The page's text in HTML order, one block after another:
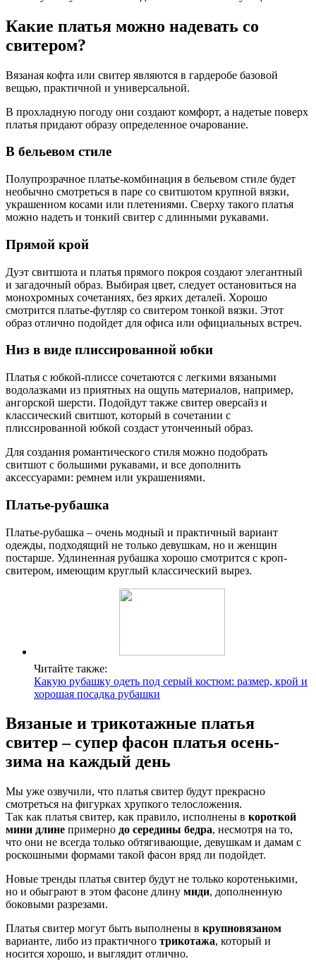
Какие платья можно надевать со
свитером?
Вязаная кофта или свитер являются в гардеробе базовой
вещью, практичной и универсальной.
В прохладную погоду они создают комфорт, а надетые поверх
платья придают образу определенное очарование.
В бельевом стиле
Полупрозрачное платье-комбинация в бельевом стиле будет
необычно смотреться в паре со свитшотом крупной вязки,
украшенном косами или плетениями. Сверху такого платья
можно надеть и тонкий свитер с длинными рукавами.
Прямой крой
Дуэт свитшота и платья прямого покроя создают элегантный
и загадочный образ. Выбирая цвет, следует остановиться на
монохромных сочетаниях, без ярких деталей. Хорошо
смотрится платье-футляр со свитером тонкой вязки. Этот
образ отлично подойдет для офиса или официальных встреч.
Низ в виде плиссированной юбки
Платья с юбкой-плиссе сочетаются с легкими вязаными
водолазками из приятных на ощупь материалов, например,
ангорской шерсти. Подойдут также свитер оверсайз и
классический свитшот, который в сочетании с
плиссированной юбкой создаст утонченный образ.
Для создания романтического стиля можно подобрать
свитшот с большими рукавами, и все дополнить
аксессуарами: ремнем или украшениями.
Платье-рубашка
Платье-рубашка – очень модный и практичный вариант
одежды, подходящий не только девушкам, но и женщин
постарше. Удлиненная рубашка хорошо смотрится с кроп-
свитером, имеющим круглый классический вырез.
Читайте также:
Какую рубашку одеть под серый костюм: размер, крой и
хорошая посадка рубашки
Вязаные и трикотажные платья
свитер – супер фасон платья осень-
зима на каждый день
Мы уже озвучили, что платья свитер будут прекрасно
смотреться на фигурках хрупкого телосложения.
Так как платья свитер, как правило, исполнены в короткой
мини длине примерно до середины бедра, несмотря на то,
что они не всегда только обтягивающие, девушкам и дамам с
роскошными формами такой фасон вряд ли подойдет.
Новые тренды платья свитер будут не только коротенькими,
но и обыграют в этом фасоне длину миди, дополненную
боковыми разрезами.
Платья свитер могут быть выполнены в крупновязаном
варианте, либо из практичного трикотажа, который и
носится хорошо, и выглядит отлично.